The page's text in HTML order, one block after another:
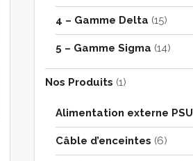
4 – Gamme Delta (15)
5 – Gamme Sigma (14)
Nos Produits (1)
Alimentation externe PSU
Câble d’enceintes (6)